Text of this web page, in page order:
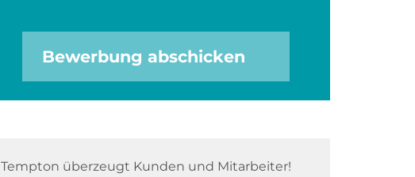
Bewerbung abschicken
Tempton überzeugt Kunden und Mitarbeiter!